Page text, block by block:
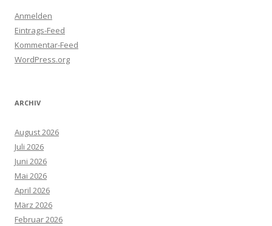
Anmelden
Eintrags-Feed
Kommentar-Feed
WordPress.org
ARCHIV
August 2026
Juli 2026
Juni 2026
Mai 2026
April 2026
März 2026
Februar 2026